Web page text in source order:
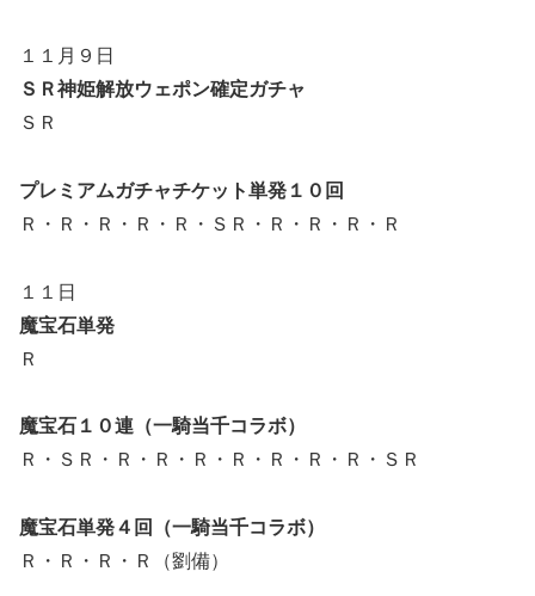
１１月９日
ＳＲ神姫解放ウェポン確定ガチャ
ＳＲ
プレミアムガチャチケット単発１０回
Ｒ・Ｒ・Ｒ・Ｒ・Ｒ・ＳＲ・Ｒ・Ｒ・Ｒ・Ｒ
１１日
魔宝石単発
Ｒ
魔宝石１０連（一騎当千コラボ）
Ｒ・ＳＲ・Ｒ・Ｒ・Ｒ・Ｒ・Ｒ・Ｒ・Ｒ・ＳＲ
魔宝石単発４回（一騎当千コラボ）
Ｒ・Ｒ・Ｒ・Ｒ（劉備）